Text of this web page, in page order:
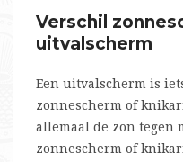
Verschil
uitvalscherm
Een uitvalscherm is
zonnescherm of
allemaal de zon tegen
zonnescherm of